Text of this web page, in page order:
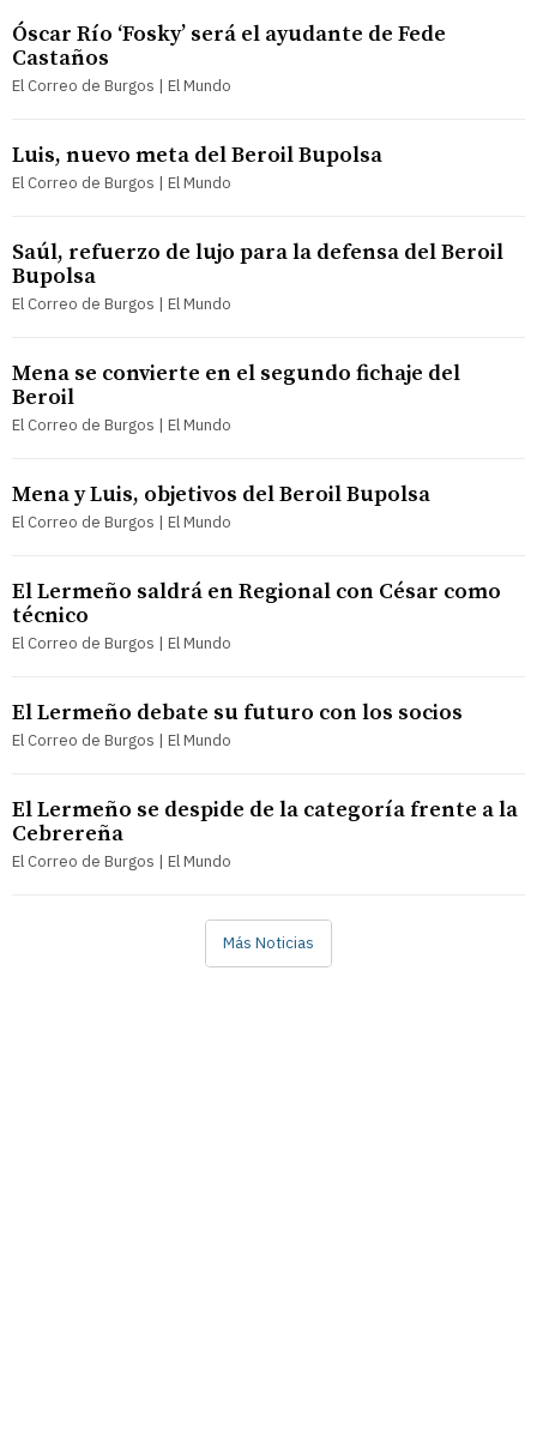
Óscar Río ‘Fosky’ será el ayudante de Fede
Castaños
El Correo de Burgos | El Mundo
Luis, nuevo meta del Beroil Bupolsa
El Correo de Burgos | El Mundo
Saúl, refuerzo de lujo para la defensa del Beroil
Bupolsa
El Correo de Burgos | El Mundo
Mena se convierte en el segundo fichaje del
Beroil
El Correo de Burgos | El Mundo
Mena y Luis, objetivos del Beroil Bupolsa
El Correo de Burgos | El Mundo
El Lermeño saldrá en Regional con César como
técnico
El Correo de Burgos | El Mundo
El Lermeño debate su futuro con los socios
El Correo de Burgos | El Mundo
El Lermeño se despide de la categoría frente a la
Cebrereña
El Correo de Burgos | El Mundo
Más Noticias